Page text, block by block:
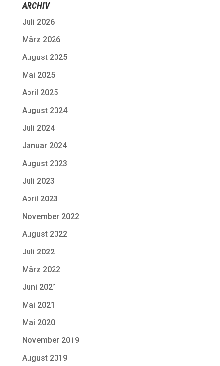
ARCHIV
Juli 2026
März 2026
August 2025
Mai 2025
April 2025
August 2024
Juli 2024
Januar 2024
August 2023
Juli 2023
April 2023
November 2022
August 2022
Juli 2022
März 2022
Juni 2021
Mai 2021
Mai 2020
November 2019
August 2019